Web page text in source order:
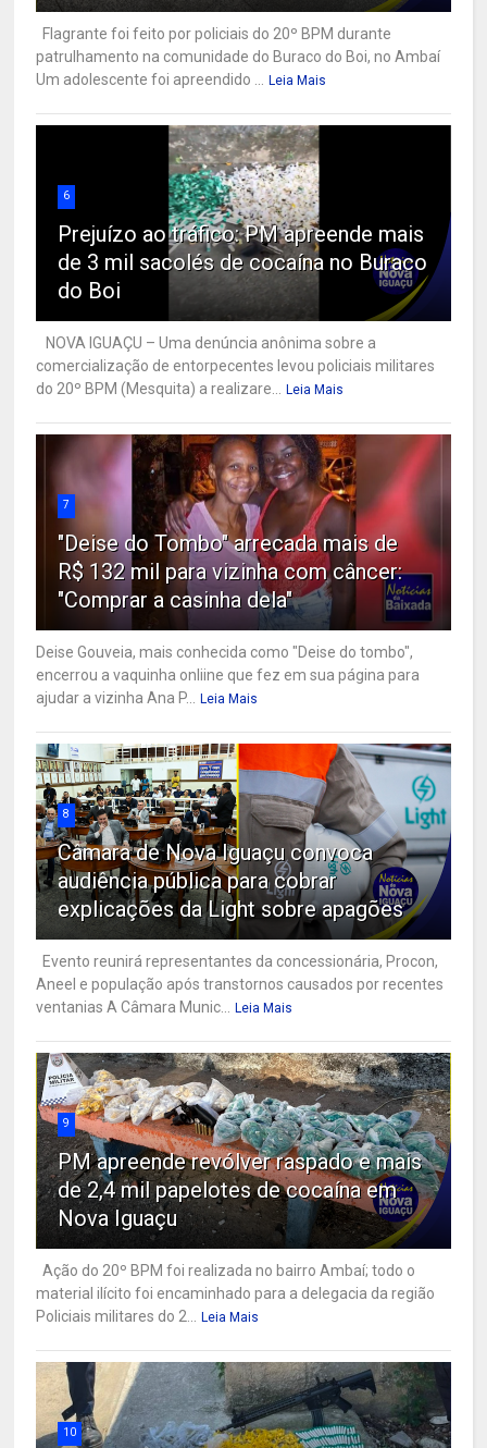
Flagrante foi feito por policiais do 20º BPM durante
patrulhamento na comunidade do Buraco do Boi, no Ambaí
Um adolescente foi apreendido ...
Leia Mais
6
Prejuízo ao tráfico: PM apreende mais
de 3 mil sacolés de cocaína no Buraco
do Boi
NOVA IGUAÇU – Uma denúncia anônima sobre a
comercialização de entorpecentes levou policiais militares
do 20º BPM (Mesquita) a realizare...
Leia Mais
7
"Deise do Tombo" arrecada mais de
R$ 132 mil para vizinha com câncer:
"Comprar a casinha dela"
Deise Gouveia, mais conhecida como "Deise do tombo",
encerrou a vaquinha onliine que fez em sua página para
ajudar a vizinha Ana P...
Leia Mais
8
Câmara de Nova Iguaçu convoca
audiência pública para cobrar
explicações da Light sobre apagões
Evento reunirá representantes da concessionária, Procon,
Aneel e população após transtornos causados por recentes
ventanias A Câmara Munic...
Leia Mais
9
PM apreende revólver raspado e mais
de 2,4 mil papelotes de cocaína em
Nova Iguaçu
Ação do 20º BPM foi realizada no bairro Ambaí; todo o
material ilícito foi encaminhado para a delegacia da região
Policiais militares do 2...
Leia Mais
10